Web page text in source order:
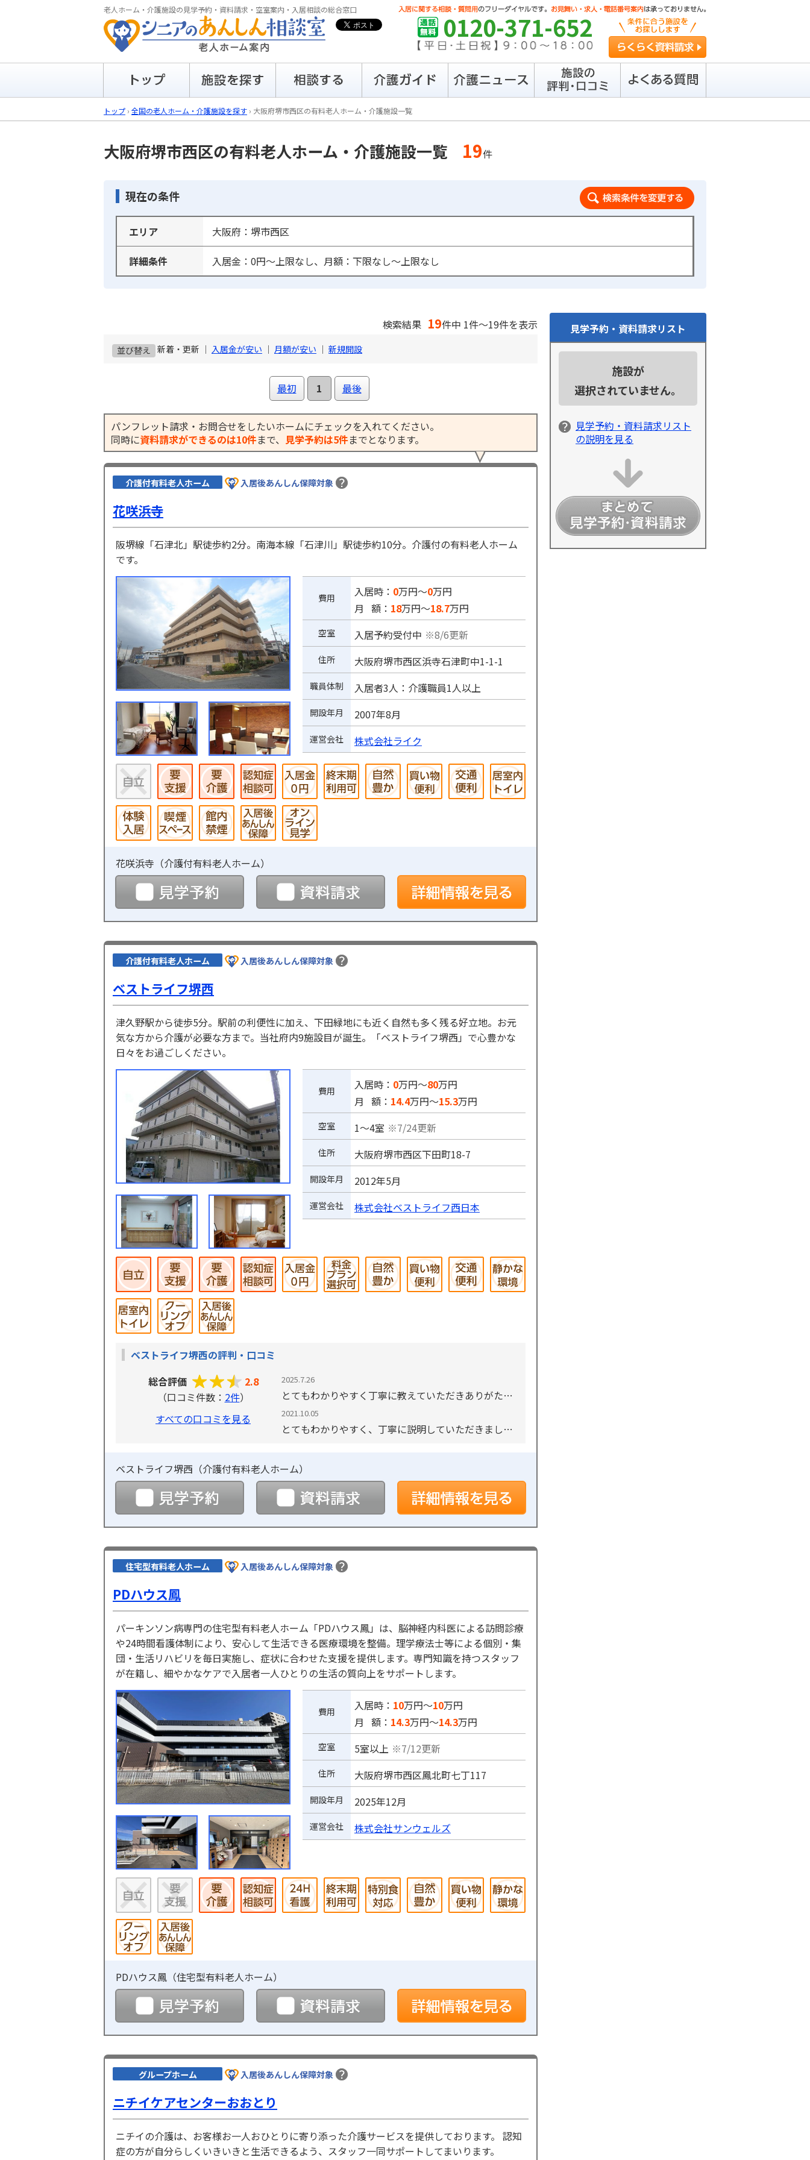
老人ホーム・介護施設の見学予約・資料請求・空室案内・入居相談の総合窓口
0120-371-652
トップ › 全国の老人ホーム・介護施設を探す › 大阪府堺市西区の有料老人ホーム・介護施設一覧
大阪府堺市西区の有料老人ホーム・介護施設一覧 19件
現在の条件
エリア 大阪府：堺市西区
詳細条件 入居金：0円〜上限なし、月額：下限なし〜上限なし
検索結果 19件中 1件～19件を表示
並び替え 新着・更新 ｜ 入居金が安い ｜ 月額が安い ｜ 新規開設
最初 1 最後
パンフレット請求・お問合せをしたいホームにチェックを入れてください。
同時に資料請求ができるのは10件まで、 見学予約は5件までとなります。
介護付有料老人ホーム 入居後あんしん保障対象
花咲浜寺
阪堺線「石津北」駅徒歩約2分。南海本線「石津川」駅徒歩約10分。介護付の有料老人ホーム
です。
費用 入居時： 0万円～0万円
月 額： 18万円～18.7万円
空室 入居予約受付中 ※8/6更新
住所 大阪府堺市西区浜寺石津町中1-1-1
職員体制 入居者3人：介護職員1人以上
開設年月 2007年8月
運営会社 株式会社ライク
花咲浜寺（介護付有料老人ホーム）
見学予約
資料請求
介護付有料老人ホーム 入居後あんしん保障対象
ベストライフ堺西
津久野駅から徒歩5分。駅前の利便性に加え、下田緑地にも近く自然も多く残る好立地。お元
気な方から介護が必要な方まで。当社府内9施設目が誕生。「ベストライフ堺西」で心豊かな
日々をお過ごしください。
費用 入居時： 0万円～80万円
月 額： 14.4万円～15.3万円
空室 1～4室 ※7/24更新
住所 大阪府堺市西区下田町18-7
開設年月 2012年5月
運営会社 株式会社ベストライフ西日本
ベストライフ堺西の評判・口コミ
総合評価
2.8
（口コミ件数： 2件）
すべての口コミを見る
2025.7.26
とてもわかりやすく丁寧に教えていただきありがたか
ったです。父と母がという話にも柔軟にアドバイスい
ただき、考える幅が増えました。
2021.10.05
とてもわかりやすく、丁寧に説明していただきまし
ていただけるとのことで、ありがたいです。
ベストライフ堺西（介護付有料老人ホーム）
見学予約
資料請求
住宅型有料老人ホーム 入居後あんしん保障対象
PDハウス鳳
パーキンソン病専門の住宅型有料老人ホーム「PDハウス鳳」は、脳神経内科医による訪問診療
や24時間看護体制により、安心して生活できる医療環境を整備。理学療法士等による個別・集
団・生活リハビリを毎日実施し、症状に合わせた支援を提供します。専門知識を持つスタッフ
が在籍し、細やかなケアで入居者一人ひとりの生活の質向上をサポートします。
費用 入居時： 10万円～10万円
月 額： 14.3万円～14.3万円
空室 5室以上 ※7/12更新
住所 大阪府堺市西区鳳北町七丁117
開設年月 2025年12月
運営会社 株式会社サンウェルズ
PDハウス鳳（住宅型有料老人ホーム）
見学予約
資料請求
グループホーム 入居後あんしん保障対象
ニチイケアセンターおおとり
ニチイの介護は、お客様お一人おひとりに寄り添った介護サービスを提供しております。 認知
症の方が自分らしくいきいきと生活できるよう、スタッフ一同サポートしてまいります。
見学予約・資料請求リスト
施設が
選択されていません。
見学予約・資料請求リスト
の説明を見る